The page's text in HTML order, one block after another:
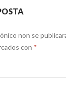
non se
con *